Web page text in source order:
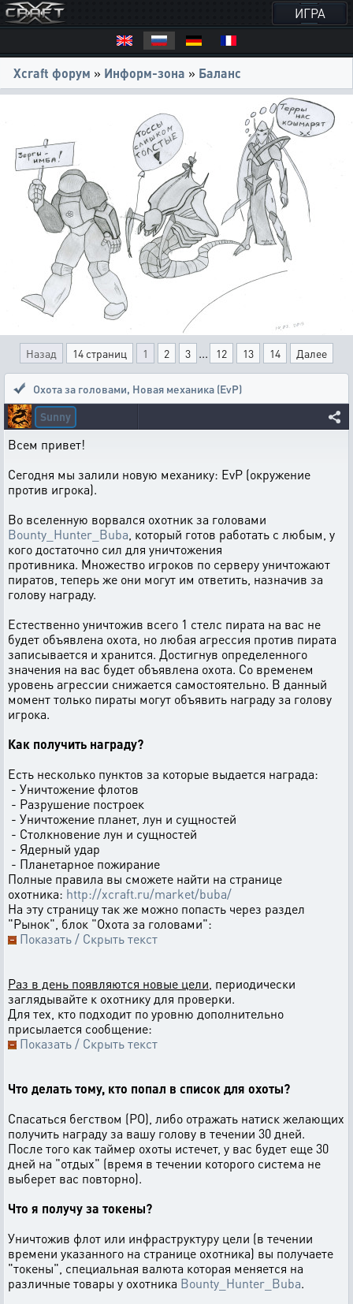
ИГРА
Xcraft форум » Информ-зона » Баланс
Назад 14 страниц 1 2 3 ... 12 13 14 Далее
Охота за головами, Новая механика (EvP)
Sunny
Всем привет!
Сегодня мы залили новую механику: EvP (окружение
против игрока).
Во вселенную ворвался охотник за головами
Bounty_Hunter_Buba , который готов работать с любым, у
кого достаточно сил для уничтожения
противника. Множество игроков по серверу уничтожают
пиратов, теперь же они могут им ответить, назначив за
голову награду.
Естественно уничтожив всего 1 стелс пирата на вас не
будет объявлена охота, но любая агрессия против пирата
записывается и хранится. Достигнув определенного
значения на вас будет объявлена охота. Со временем
уровень агрессии снижается самостоятельно. В данный
момент только пираты могут объявить награду за голову
игрока.
Как получить награду?
Есть несколько пунктов за которые выдается награда:
- Уничтожение флотов
- Разрушение построек
- Уничтожение планет, лун и сущностей
- Столкновение лун и сущностей
- Ядерный удар
- Планетарное пожирание
Полные правила вы сможете найти на странице
охотника: http://xcraft.ru/market/buba/
На эту страницу так же можно попасть через раздел
"Рынок", блок "Охота за головами":
Показать / Скрыть текст
Раз в день появляются новые цели , периодически
заглядывайте к охотнику для проверки.
Для тех, кто подходит по уровню дополнительно
присылается сообщение:
Показать / Скрыть текст
Что делать тому, кто попал в список для охоты?
Спасаться бегством (РО), либо отражать натиск желающих
получить награду за вашу голову в течении 30 дней.
После того как таймер охоты истечет, у вас будет еще 30
дней на "отдых" (время в течении которого система не
выберет вас повторно).
Что я получу за токены?
Уничтожив флот или инфраструктуру цели (в течении
времени указанного на странице охотника) вы получаете
"токены", специальная валюта которая меняется на
различные товары у охотника Bounty_Hunter_Buba.